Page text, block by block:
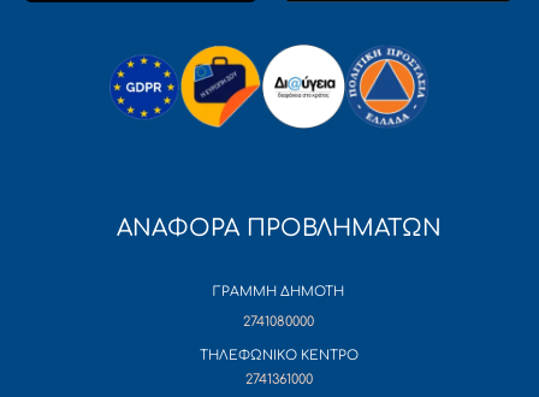
ΑΝΑΦΟΡΑ ΠΡΟΒΛΗΜΑΤΩΝ
ΓΡΑΜΜΗ ΔΗΜΟΤΗ
2741080000
ΤΗΛΕΦΩΝΙΚΟ ΚΕΝΤΡΟ
2741361000